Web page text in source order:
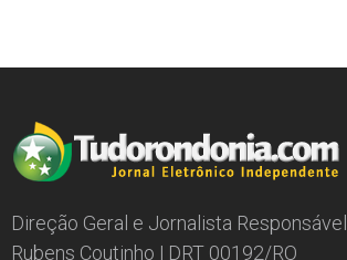
Direção Geral e Jornalista Responsável
Rubens Coutinho | DRT 00192/RO